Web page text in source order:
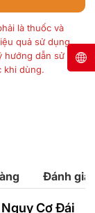
là thuốc và
quả sử dụng
hướng dẫn sử
khi dùng.
Đánh giá
Cơ Đái